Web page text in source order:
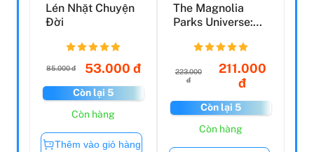
Lén Nhặt Chuyện
Đời
85.000 đ 53.000 đ
Còn lại 5
Còn hàng
Thêm vào giỏ hàng
The Magnolia
Parks Universe:
(Book 2)
223.000
đ
211.000
đ
Còn lại 5
Còn hàng